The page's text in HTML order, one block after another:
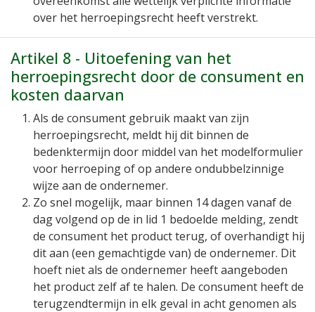
over het herroepingsrecht heeft verstrekt.
Artikel 8 - Uitoefening van het
herroepingsrecht door de consument en
kosten daarvan
Als de consument gebruik maakt van zijn
herroepingsrecht, meldt hij dit binnen de
bedenktermijn door middel van het modelformulier
voor herroeping of op andere ondubbelzinnige
wijze aan de ondernemer.
Zo snel mogelijk, maar binnen 14 dagen vanaf de
dag volgend op de in lid 1 bedoelde melding, zendt
de consument het product terug, of overhandigt hij
dit aan (een gemachtigde van) de ondernemer. Dit
hoeft niet als de ondernemer heeft aangeboden
het product zelf af te halen. De consument heeft de
terugzendtermijn in elk geval in acht genomen als